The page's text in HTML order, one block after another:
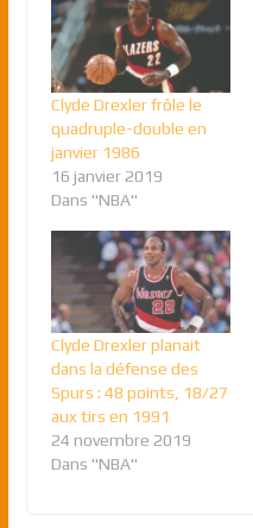
Clyde Drexler frôle le
quadruple-double en
janvier 1986
16 janvier 2019
Dans "NBA"
Clyde Drexler planait
dans la défense des
Spurs : 48 points, 18/27
aux tirs en 1991
24 novembre 2019
Dans "NBA"